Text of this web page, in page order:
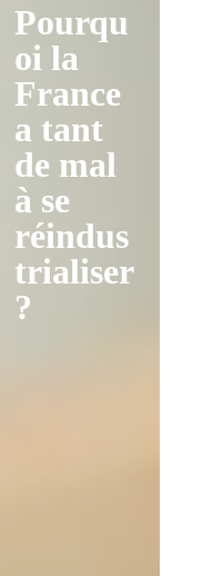
Pourqu
oi la
France
a tant
de mal
à se
réindus
trialiser
?